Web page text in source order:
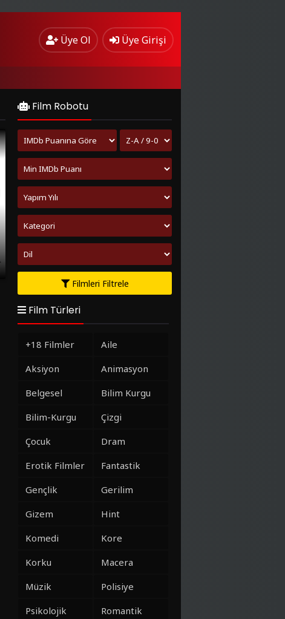
Üye Ol Üye Girişi
Film Robotu
Filmleri Filtrele
Film Türleri
+18 Filmler
Aile
Aksiyon
Animasyon
Belgesel
Bilim Kurgu
Bilim-Kurgu
Çizgi
Çocuk
Dram
Erotik Filmler
Fantastik
Gençlik
Gerilim
Gizem
Hint
Komedi
Kore
Korku
Macera
Müzik
Polisiye
Psikolojik
Romantik